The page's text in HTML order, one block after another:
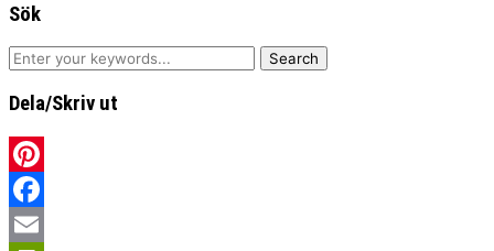
Sök
Dela/Skriv ut
Pinterest
Facebook